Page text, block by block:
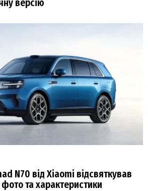
версію
N70 від Xiaomi відсвяткував
фото та характеристики